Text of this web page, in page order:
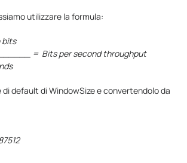
utilizzare la formula:
bits
= Bits per second throughput
di default di WindowSize e convertendolo da